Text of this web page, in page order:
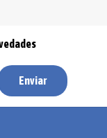
Enviar